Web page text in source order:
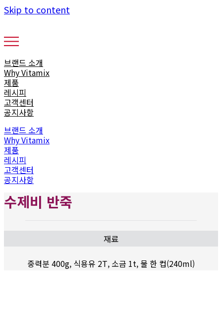
Skip to content
브랜드 소개
Why Vitamix
제품
레시피
고객센터
공지사항
브랜드 소개
Why Vitamix
제품
레시피
고객센터
공지사항
수제비 반죽
재료
중력분 400g, 식용유 2T, 소금 1t, 물 한 컵(240ml)